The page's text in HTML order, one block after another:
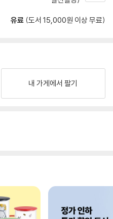
유료 (도서 15,000원 이상 무료)
내 가게에서 팔기